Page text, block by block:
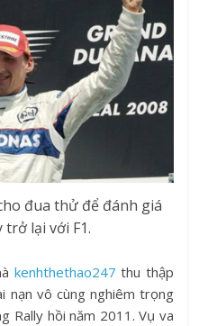
đua thử để đánh giá
lại với F1.
kenhthethao247thu thập
nạn vô cùng nghiêm trọng
Rally hồi năm 2011. Vụ va